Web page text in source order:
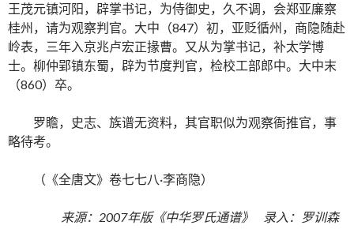
王茂元镇河阳，辟掌书记，为侍御史，久不调，会郑亚廉察
桂州，请为观察判官。大中（847）初，亚贬循州，商隐随赴
岭表，三年入京兆卢宏正掾曹。又从为掌书记，补太学博
士。柳仲郢镇东蜀，辟为节度判官，检校工部郎中。大中末
（860）卒。
罗瞻，史志、族谱无资料，其官职似为观察衙推官，事
略待考。
（《全唐文》卷七七八·李商隐）
来源：2007年版《中华罗氏通谱》 录入：罗训森